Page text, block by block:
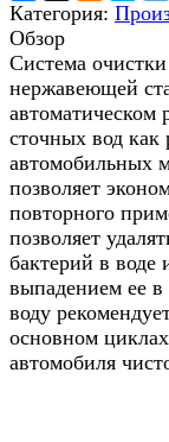
Категория:
Обзор
Система
нержавеющей
автоматическом
сточных вод как
автомобильных
позволяет
повторного
позволяет
бактерий в воде
выпадением ее
воду
основном
автомобиля